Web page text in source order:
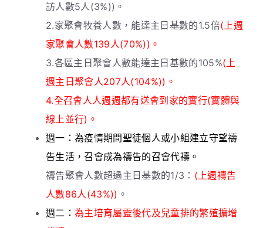
訪人數5人(3%))。
2.家聚會牧養人數，能達主日基數的1.5倍(上週
家聚會人數139人(70%))。
3.各區主日聚會人數能達主日基數的105%(上
週主日聚會人207人(104%))。
4.全召會人人週週都有送會到家的實行(實體與
線上並行)。
週一：為疫情期間聖徒個人或小組建立守望禱
告生活，召會成為禱告的召會代禱。
禱告聚會人數超過主日基數的1/3： (上週禱告
人數86人(43%)) 。
週二：為主培育屬靈後代及兒童排的繁殖擴增